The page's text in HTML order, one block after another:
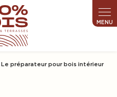
Le préparateur pour bois intérieur